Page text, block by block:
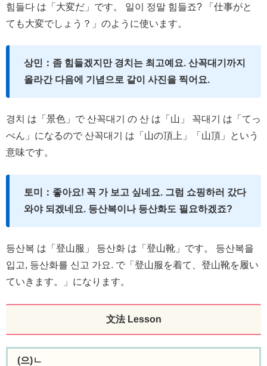
힘들다 は「大変だ」です。 일이 정말 힘들죠? 「仕事がと
ても大変でしょう？」のように使います。
상민：좀 힘들겠지만 경치는 최고예요. 산꼭대기까지
올라간 다음에 기념으로 같이 사진을 찍어요.
경치 は「景色」で 산꼭대기 の 산 は「山」 꼭대기 は「てっ
ぺん」になるので 산꼭대기 は「山の頂上」「山頂」という
意味です。
토미：좋아요! 꼭 가 보고 싶네요. 그럼 쇼핑하러 갔다
와야 되겠네요. 등산복이나 등산화도 필요하겠죠?
등산복 は「登山服」 등산화 は「登山靴」です。 등산복을
입고, 등산화를 신고 가요. で「登山服を着て、登山靴を履い
ていきます。」になります。
文法 Lesson
(으)ㄴ